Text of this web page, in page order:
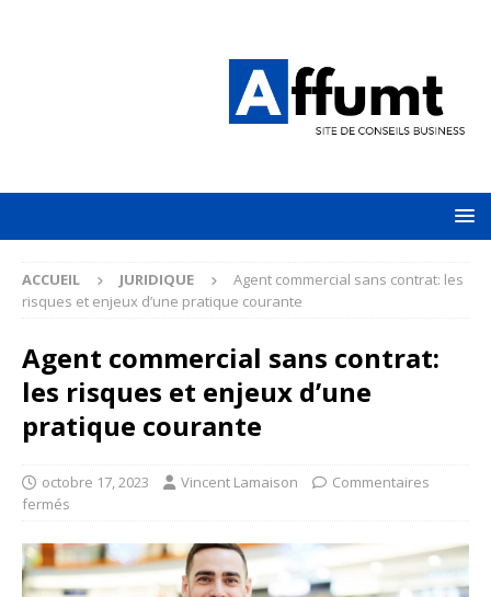
ACCUEIL JURIDIQUE
Agent commercial sans contrat: les
risques et enjeux d’une pratique courante
Agent commercial sans contrat:
les risques et enjeux d’une
pratique courante
octobre 17, 2023 Vincent Lamaison
Commentaires
fermés